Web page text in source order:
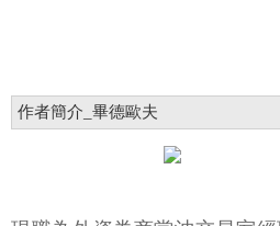
作者簡介_畢德歐夫